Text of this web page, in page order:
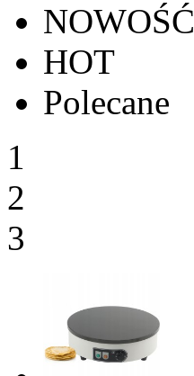
NOWOŚĆ
HOT
Polecane
1
2
3